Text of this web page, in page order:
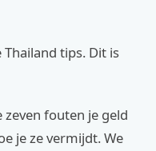
tips. Dit is
fouten je geld
je ze vermijdt. We